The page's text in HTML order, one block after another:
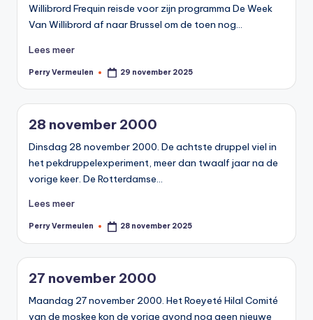
Willibrord Frequin reisde voor zijn programma De Week
Van Willibrord af naar Brussel om de toen nog…
Lees meer
Geplaatst
Perry Vermeulen 29 november 2025
28 november 2000
Dinsdag 28 november 2000. De achtste druppel viel in
het pekdruppelexperiment, meer dan twaalf jaar na de
vorige keer. De Rotterdamse…
Lees meer
Geplaatst
Perry Vermeulen 28 november 2025
27 november 2000
Maandag 27 november 2000. Het Roeyeté Hilal Comité
van de moskee kon de vorige avond nog geen nieuwe